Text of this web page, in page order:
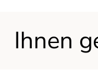
Ihnen